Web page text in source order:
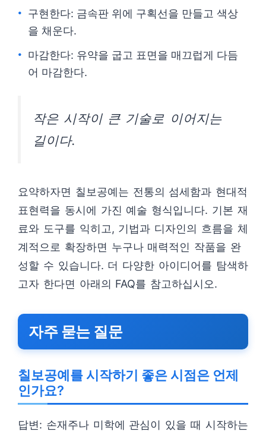
구현한다: 금속판 위에 구획선을 만들고 색상
을 채운다.
마감한다: 유약을 굽고 표면을 매끄럽게 다듬
어 마감한다.
작은 시작이 큰 기술로 이어지는
길이다.
요약하자면 칠보공예는 전통의 섬세함과 현대적
표현력을 동시에 가진 예술 형식입니다. 기본 재
료와 도구를 익히고, 기법과 디자인의 흐름을 체
계적으로 확장하면 누구나 매력적인 작품을 완
성할 수 있습니다. 더 다양한 아이디어를 탐색하
고자 한다면 아래의 FAQ를 참고하십시오.
자주 묻는 질문
칠보공예를 시작하기 좋은 시점은 언제
인가요?
답변: 손재주나 미학에 관심이 있을 때 시작하는